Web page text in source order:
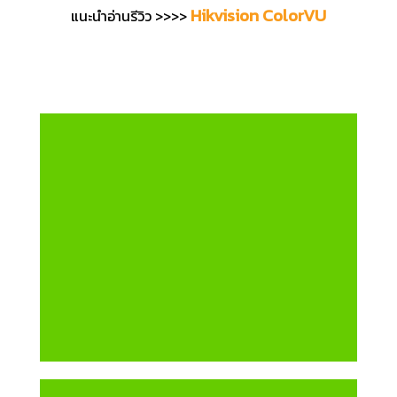
แนะนำอ่านรีวิว >>>> Hikvision ColorVU